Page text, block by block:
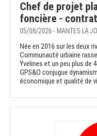
Chef de projet
foncière -
05/08/2026 - MANTES LA
Née en 2016 sur les deux
Communauté urbaine
Yvelines et un peu plus
GPS&O conjugue
économique et qualité de